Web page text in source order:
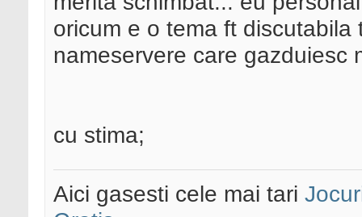
oricum e o tema ft
nameservere care gazduiesc
cu stima;
Aici gasesti cele mai tari